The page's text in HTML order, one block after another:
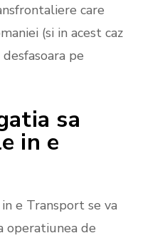
care
(si in acest caz
pe
sa
in e
e Transport se va
operatiunea de